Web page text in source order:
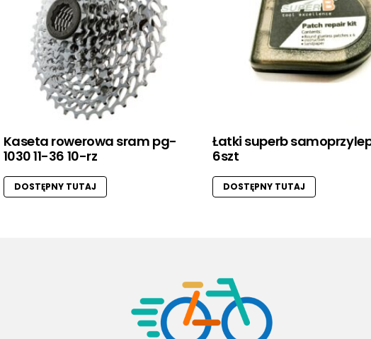
Kaseta rowerowa sram pg-
1030 11-36 10-rz
DOSTĘPNY TUTAJ
Łatki superb
6szt
DOSTĘPNY TUTAJ